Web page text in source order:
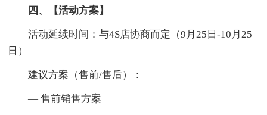
四、【活动方案】
活动延续时间：与4S店协商而定（9月25日-10月25
日）
建议方案（售前/售后）：
— 售前销售方案